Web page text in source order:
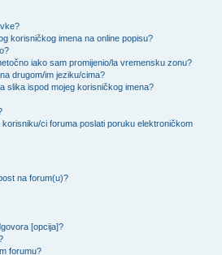
korisničkog imena na online popisu?
iako sam promijenio/la vremensku zonu?
drugom/im jeziku/cima?
slika ispod mojeg korisničkog imena?
ci foruma poslati poruku elektroničkom
na forum(u)?
[opcija]?
forumu?